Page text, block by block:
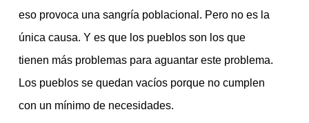
eso provoca una sangría poblacional. Pero no es la
única causa. Y es que los pueblos son los que
tienen más problemas para aguantar este problema.
Los pueblos se quedan vacíos porque no cumplen
con un mínimo de necesidades.